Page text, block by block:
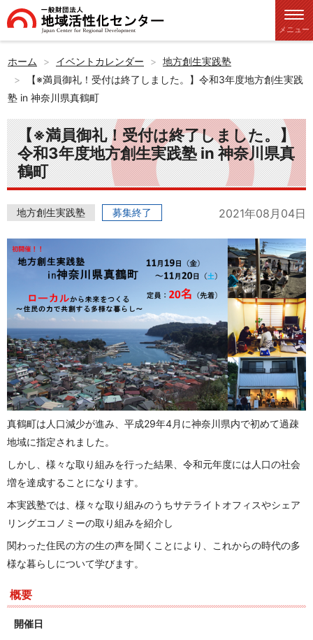
メニュー
ホーム イベントカレンダー
地方創生実践塾
【※満員御礼！受付は終了しました。】令和3年度地方創生実践
塾 in 神奈川県真鶴町
【※満員御礼！受付は終了しました。】
令和3年度地方創生実践塾 in 神奈川県真
鶴町
地方創生実践塾 募集終了 2021年08月04日
真鶴町は人口減少が進み、平成29年4月に神奈川県内で初めて過疎
地域に指定されました。
しかし、様々な取り組みを行った結果、令和元年度には人口の社会
増を達成することになります。
本実践塾では、様々な取り組みのうちサテライトオフィスやシェア
リングエコノミーの取り組みを紹介し
関わった住民の方の生の声を聞くことにより、これからの時代の多
様な暮らしについて学びます。
概要
開催日